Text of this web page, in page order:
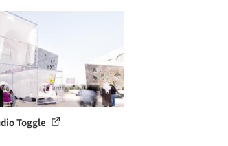
Toggle